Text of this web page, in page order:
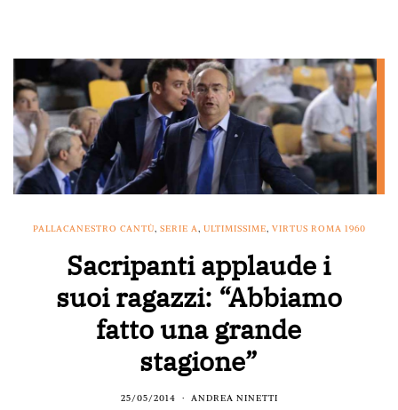
PALLACANESTRO CANTÙ, SERIE A, ULTIMISSIME, VIRTUS ROMA 1960
Sacripanti applaude i
suoi ragazzi: “Abbiamo
fatto una grande
stagione”
25/05/2014 ANDREA NINETTI